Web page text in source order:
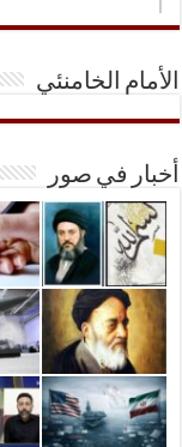
الأمام الخامنئي
أخبار في صور